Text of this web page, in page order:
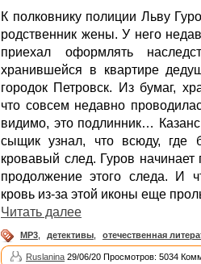
К полковнику полиции Льву
родственник жены. У него
приехал оформлять
хранившейся в квартире
городок Петровск. Из бумаг,
что совсем недавно
видимо, это подлинник…
сыщик узнал, что всюду, где
кровавый след. Гуров
продолжение этого следа. И
кровь из-за этой иконы еще
Читать далее
MP3 детективы отечественная
Ruslanina 29/06/20 Просмотров: 5034